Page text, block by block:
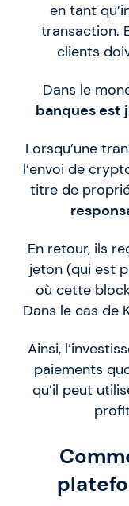
en tant
transaction.
clients
Dans le
banques est
Lorsqu’une
l’envoi de
titre de
En retour, ils
jeton (qui est
où cette
Dans le cas de
Ainsi,
paiements
qu’il peut